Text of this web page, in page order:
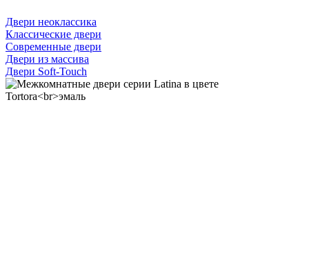
Двери неоклассика
Классические двери
Современные двери
Двери из массива
Двери Soft-Touch